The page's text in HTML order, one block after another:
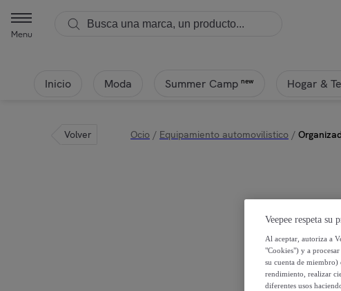
Menu
Inicio Moda Summer Camp new Hogar &
Volver Ocio / Equipamiento automovilistico /
Veepee respeta su
Al aceptar, autoriza a
"Cookies") y a
su cuenta de
rendimiento, realizar
diferentes usos